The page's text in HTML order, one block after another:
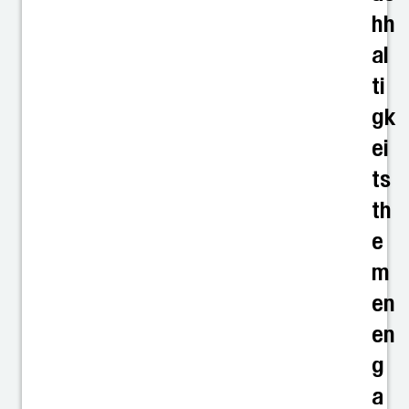
hh
al
ti
gk
ei
ts
th
e
m
en
en
g
a